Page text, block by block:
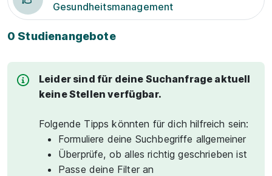
Gesundheitsmanagement
0 Studienangebote
Leider sind für deine Suchanfrage aktuell
keine Stellen verfügbar.
Folgende Tipps könnten für dich hilfreich sein:
Formuliere deine Suchbegriffe allgemeiner
Überprüfe, ob alles richtig geschrieben ist
Passe deine Filter an